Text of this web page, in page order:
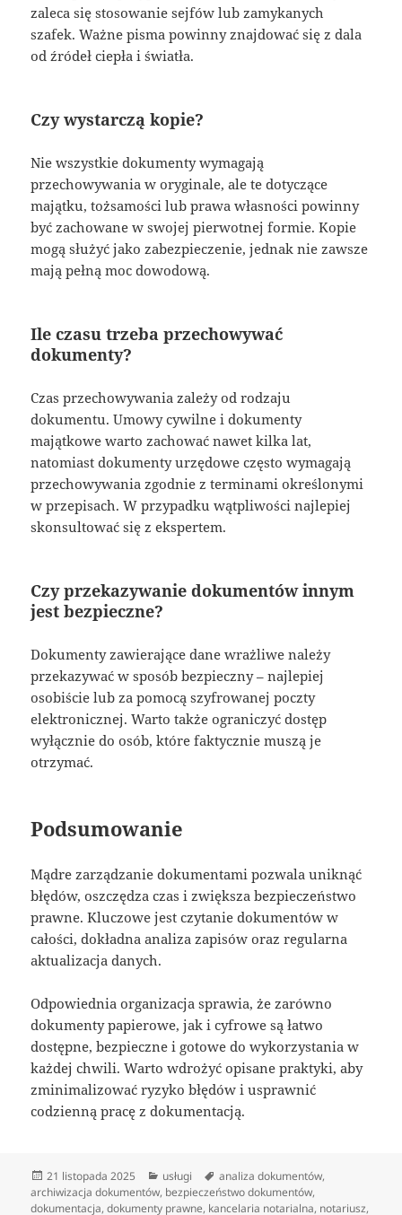
zaleca się stosowanie sejfów lub zamykanych
szafek. Ważne pisma powinny znajdować się z dala
od źródeł ciepła i światła.
Czy wystarczą kopie?
Nie wszystkie dokumenty wymagają
przechowywania w oryginale, ale te dotyczące
majątku, tożsamości lub prawa własności powinny
być zachowane w swojej pierwotnej formie. Kopie
mogą służyć jako zabezpieczenie, jednak nie zawsze
mają pełną moc dowodową.
Ile czasu trzeba przechowywać
dokumenty?
Czas przechowywania zależy od rodzaju
dokumentu. Umowy cywilne i dokumenty
majątkowe warto zachować nawet kilka lat,
natomiast dokumenty urzędowe często wymagają
przechowywania zgodnie z terminami określonymi
w przepisach. W przypadku wątpliwości najlepiej
skonsultować się z ekspertem.
Czy przekazywanie dokumentów innym
jest bezpieczne?
Dokumenty zawierające dane wrażliwe należy
przekazywać w sposób bezpieczny – najlepiej
osobiście lub za pomocą szyfrowanej poczty
elektronicznej. Warto także ograniczyć dostęp
wyłącznie do osób, które faktycznie muszą je
otrzymać.
Podsumowanie
Mądre zarządzanie dokumentami pozwala uniknąć
błędów, oszczędza czas i zwiększa bezpieczeństwo
prawne. Kluczowe jest czytanie dokumentów w
całości, dokładna analiza zapisów oraz regularna
aktualizacja danych.
Odpowiednia organizacja sprawia, że zarówno
dokumenty papierowe, jak i cyfrowe są łatwo
dostępne, bezpieczne i gotowe do wykorzystania w
każdej chwili. Warto wdrożyć opisane praktyki, aby
zminimalizować ryzyko błędów i usprawnić
codzienną pracę z dokumentacją.
Data
publikacji
21 listopada 2025 Kategorie
usługi Tagi
analiza dokumentów,
archiwizacja dokumentów, bezpieczeństwo dokumentów,
dokumentacja,dokumenty prawne, kancelaria notarialna, notariusz,